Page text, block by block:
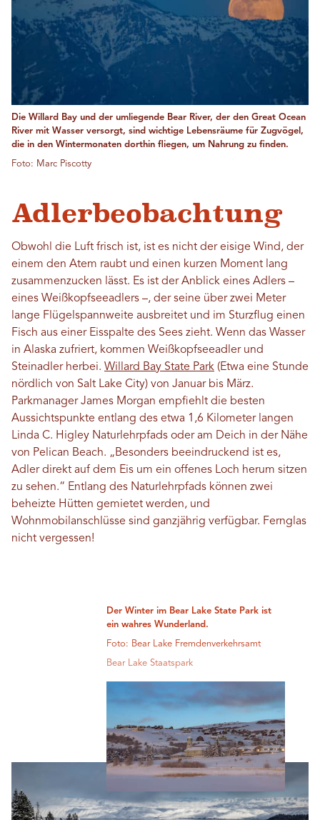
Die Willard Bay und der umliegende Bear River, der den Great Ocean
River mit Wasser versorgt, sind wichtige Lebensräume für Zugvögel,
die in den Wintermonaten dorthin fliegen, um Nahrung zu finden.
Foto: Marc Piscotty
Adlerbeobachtung
Obwohl die Luft frisch ist, ist es nicht der eisige Wind, der
einem den Atem raubt und einen kurzen Moment lang
zusammenzucken lässt. Es ist der Anblick eines Adlers –
eines Weißkopfseeadlers –, der seine über zwei Meter
lange Flügelspannweite ausbreitet und im Sturzflug einen
Fisch aus einer Eisspalte des Sees zieht. Wenn das Wasser
in Alaska zufriert, kommen Weißkopfseeadler und
Steinadler herbei. Willard Bay State Park (Etwa eine Stunde
nördlich von Salt Lake City) von Januar bis März.
Parkmanager James Morgan empfiehlt die besten
Aussichtspunkte entlang des etwa 1,6 Kilometer langen
Linda C. Higley Naturlehrpfads oder am Deich in der Nähe
von Pelican Beach. „Besonders beeindruckend ist es,
Adler direkt auf dem Eis um ein offenes Loch herum sitzen
zu sehen.“ Entlang des Naturlehrpfads können zwei
beheizte Hütten gemietet werden, und
Wohnmobilanschlüsse sind ganzjährig verfügbar. Fernglas
nicht vergessen!
Der Winter im Bear Lake State Park ist
ein wahres Wunderland.
Foto: Bear Lake Fremdenverkehrsamt
Bear Lake Staatspark